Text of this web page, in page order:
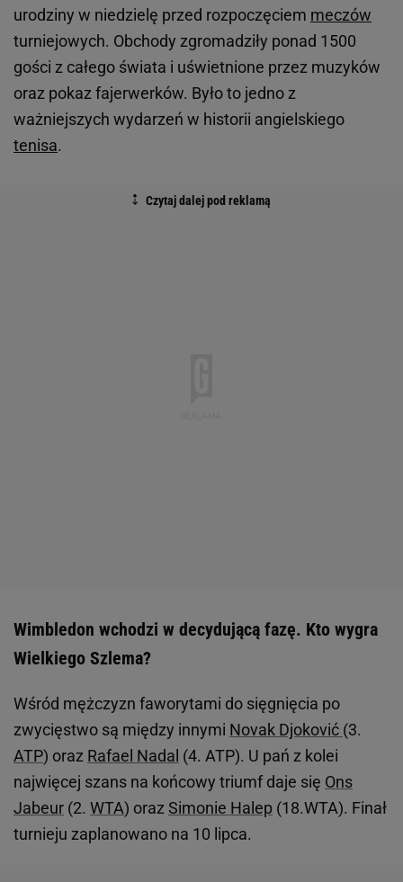
urodziny w niedzielę przed rozpoczęciem meczów
turniejowych. Obchody zgromadziły ponad 1500
gości z całego świata i uświetnione przez muzyków
oraz pokaz fajerwerków. Było to jedno z
ważniejszych wydarzeń w historii angielskiego
tenisa.
Wimbledon wchodzi w decydującą fazę. Kto wygra
Wielkiego Szlema?
Wśród mężczyzn faworytami do sięgnięcia po
zwycięstwo są między innymi Novak Djoković (3.
ATP) oraz Rafael Nadal (4. ATP). U pań z kolei
najwięcej szans na końcowy triumf daje się Ons
Jabeur (2. WTA) orazSimonie Halep (18.WTA). Finał
turnieju zaplanowano na 10 lipca.